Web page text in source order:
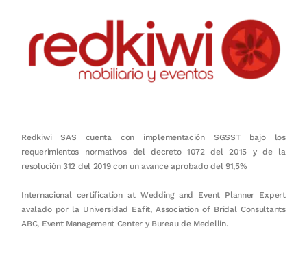
Redkiwi SAS cuenta con implementación SGSST bajo los
requerimientos normativos del decreto 1072 del 2015 y de la
resolución 312 del 2019 con un avance aprobado del 91,5%
Internacional certification at Wedding and Event Planner Expert
avalado por la Universidad Eafit, Association of Bridal Consultants
ABC, Event Management Center y Bureau de Medellín.